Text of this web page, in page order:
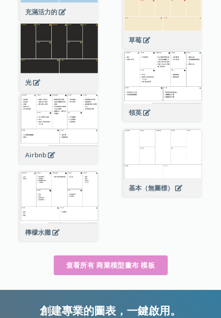
充滿活力的
草莓
光
領英
Airbnb
基本（無圖標）
檸檬水攤
查看所有 商業模型畫布 模板
創建專業的圖表，一鍵啟用。